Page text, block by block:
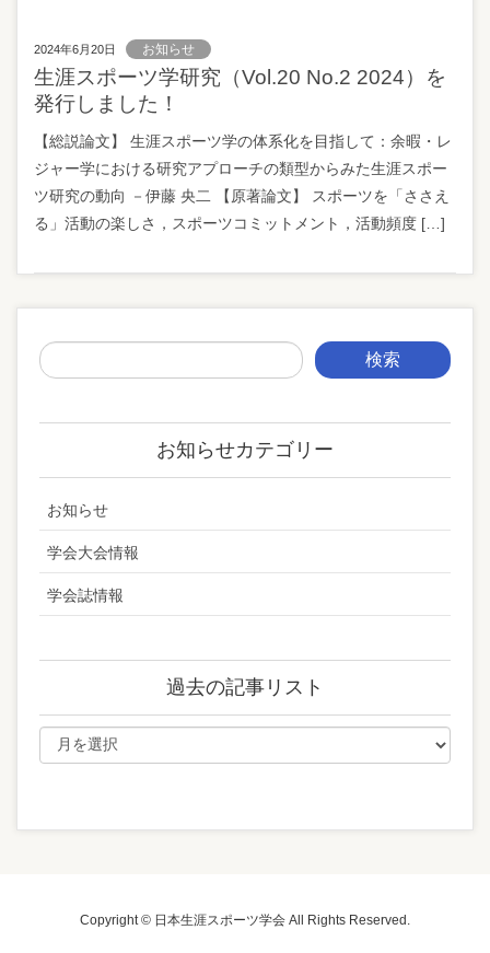
2024年6月20日 お知らせ
生涯スポーツ学研究（Vol.20 No.2 2024）を
発行しました！
【総説論文】 生涯スポーツ学の体系化を目指して：余暇・レ
ジャー学における研究アプローチの類型からみた生涯スポー
ツ研究の動向 －伊藤 央二 【原著論文】 スポーツを「ささえ
る」活動の楽しさ，スポーツコミットメント，活動頻度 […]
お知らせカテゴリー
お知らせ
学会大会情報
学会誌情報
過去の記事リスト
Copyright © 日本生涯スポーツ学会 All Rights Reserved.